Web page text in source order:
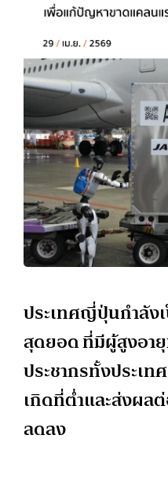
ประเทศญี่ปุ่นกำลัง
สุดยอด ที่มีผู้สูงอายุ
ประชากรทั้งประเท
เกิดที่ต่ำและส่งผล
ลดลง